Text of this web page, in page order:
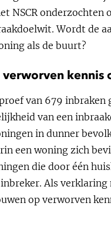
NSCR
Wordt de
als de buurt?
kennis
van 679
van een
in dunner
een woning zich
die door één
Als
op verworven